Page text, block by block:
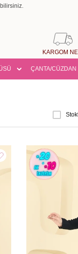
KARGOM
ÇANTA/CÜZDAN